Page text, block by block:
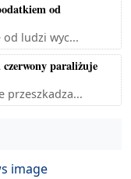
od
od ludzi wyc...
czerwony paraliżuje
przeszkadza...